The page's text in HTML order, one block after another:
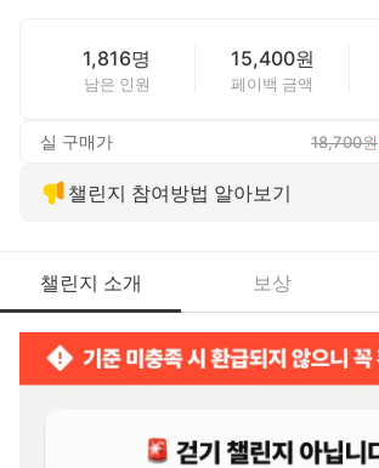
1,816명
남은 인원
15,400원
페이백 금액
실 구매가 18,700원
챌린지 참여방법 알아보기
챌린지 소개 보상